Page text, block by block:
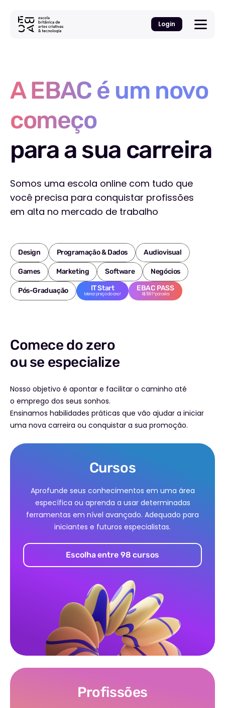
Login
A EBAC é um novo
começo
para a sua carreira
Somos uma escola online com tudo que
você precisa para conquistar profissões
em alta no mercado de trabalho
Design Programação & Dados Audiovisual
Games Marketing Software Negócios
Pós-Graduação IT Start
Menor preço do ano!
EBAC PASS
R$199 1ª parcela
Comece do zero
ou se especialize
Nosso objetivo é apontar e facilitar o caminho até
o emprego dos seus sonhos.
Ensinamos habilidades práticas que vão ajudar a iniciar
uma nova carreira ou conquistar a sua promoção.
Cursos
Aprofunde seus conhecimentos em uma área
específica ou aprenda a usar determinadas
ferramentas em nível avançado. Adequado para
iniciantes e futuros especialistas.
Escolha entre 98 cursos
Profissões